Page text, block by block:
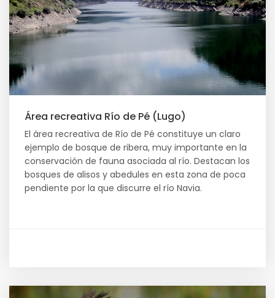
Área recreativa Río de Pé (Lugo)
El área recreativa de Río de Pé constituye un claro
ejemplo de bosque de ribera, muy importante en la
conservación de fauna asociada al río. Destacan los
bosques de alisos y abedules en esta zona de poca
pendiente por la que discurre el río Navia.